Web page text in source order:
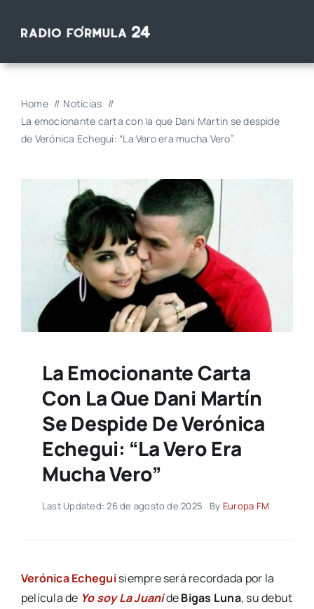
Home
Noticias
La emocionante carta con la que Dani Martín se despide
de Verónica Echegui: “La Vero era mucha Vero”
La Emocionante Carta
Con La Que Dani Martín
Se Despide De Verónica
Echegui: “La Vero Era
Mucha Vero”
Last Updated: 26 de agosto de 2025 By Europa FM
Verónica Echeguisiempre será recordada por la
película de Yo soy La JuanideBigas Luna, su debut